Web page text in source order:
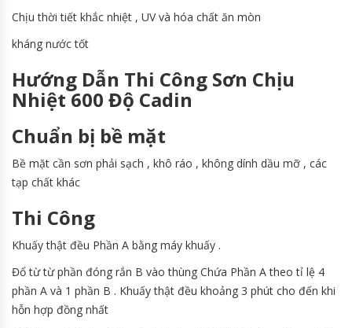
Chịu thời tiết khắc nhiệt , UV và hóa chất ăn mòn
kháng nước tốt
Hướng Dẫn Thi Công Sơn Chịu
Nhiệt 600 Độ Cadin
Chuẩn bị bề mặt
Bề mặt cần sơn phải sạch , khô ráo , không dính dầu mỡ , các
tạp chất khác
Thi Công
Khuấy thật đều Phần A bằng máy khuấy .
Đổ từ từ phần đóng rắn B vào thùng Chứa Phần A theo tỉ lệ 4
phần A và 1 phần B . Khuấy thật đều khoảng 3 phút cho đến khi
hỗn hợp đồng nhất